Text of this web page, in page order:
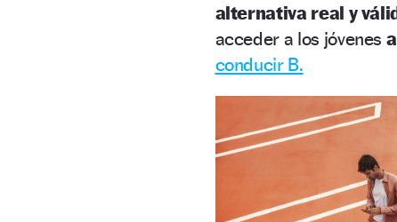
alternativa real y
acceder a los jóvenes
conducir B.